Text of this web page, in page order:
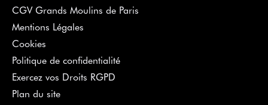
CGV Grands Moulins de Paris
Mentions Légales
Cookies
Politique de confidentialité
Exercez vos Droits RGPD
Plan du site